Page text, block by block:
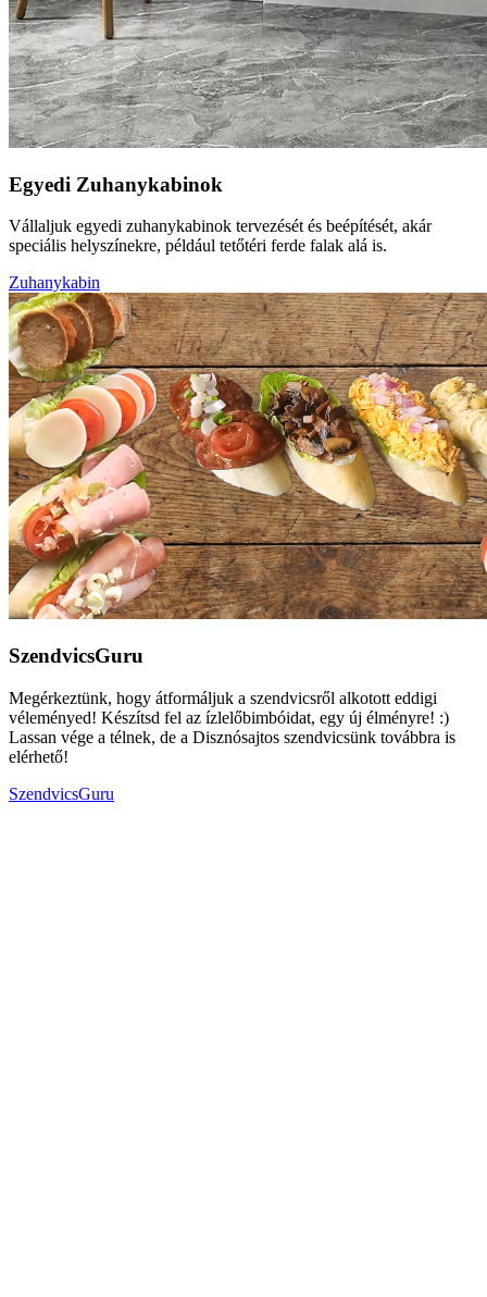
Egyedi Zuhanykabinok
Vállaljuk egyedi zuhanykabinok tervezését és beépítését, akár
speciális helyszínekre, például tetőtéri ferde falak alá is.
Zuhanykabin
SzendvicsGuru
Megérkeztünk, hogy átformáljuk a szendvicsről alkotott eddigi
véleményed! Készítsd fel az ízlelőbimbóidat, egy új élményre! :)
Lassan vége a télnek, de a Disznósajtos szendvicsünk továbbra is
elérhető!
SzendvicsGuru